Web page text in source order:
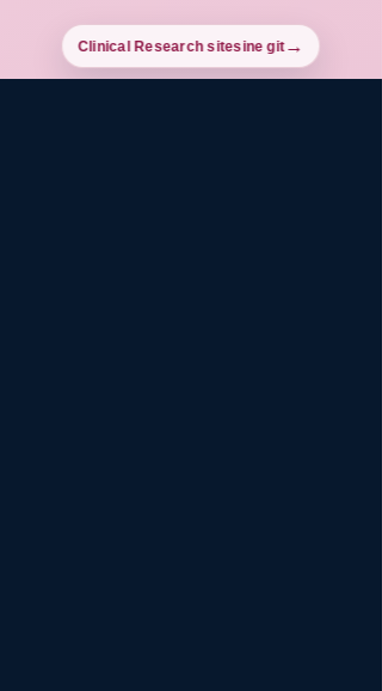
Clinical Research sitesine git